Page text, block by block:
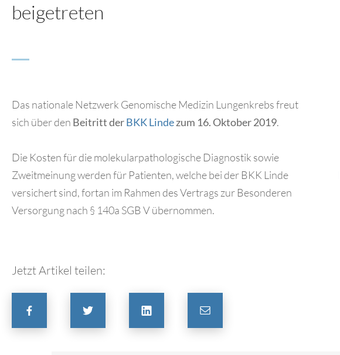
beigetreten
Das nationale Netzwerk Genomische Medizin Lungenkrebs freut
sich über den Beitritt derBKK Lindezum 16. Oktober 2019.
Die Kosten für die molekularpathologische Diagnostik sowie
Zweitmeinung werden für Patienten, welche bei der BKK Linde
versichert sind, fortan im Rahmen des Vertrags zur Besonderen
Versorgung nach § 140a SGB V übernommen.
Jetzt Artikel teilen: